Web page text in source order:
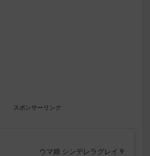
スポンサーリンク
ウマ娘 シンデレラグレイ 9